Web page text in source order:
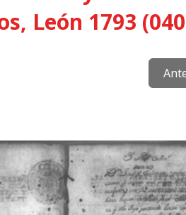
León 1793